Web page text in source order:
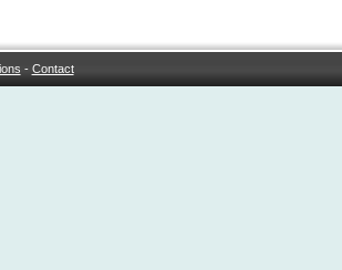
- Contact